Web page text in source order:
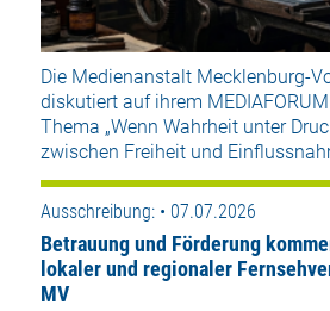
Die Medienanstalt Mecklenburg-
diskutiert auf ihrem
Thema „Wenn Wahrheit unter
zwischen Freiheit und
Ausschreibung: • 07.07.2026
Betrauung und Förderung
lokaler und regionaler
MV